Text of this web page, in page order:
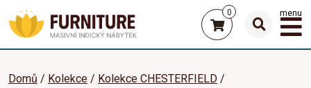
0 menu
Domů Kolekce
Kolekce CHESTERFIELD